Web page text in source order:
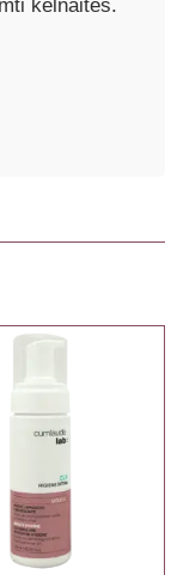
kelnaites.